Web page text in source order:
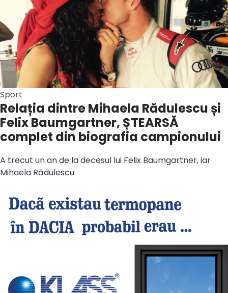
Sport
Relația dintre Mihaela Rădulescu și
Felix Baumgartner, ȘTEARSĂ
complet din biografia campionului
A trecut un an de la decesul lui Felix Baumgartner, iar
Mihaela Rădulescu